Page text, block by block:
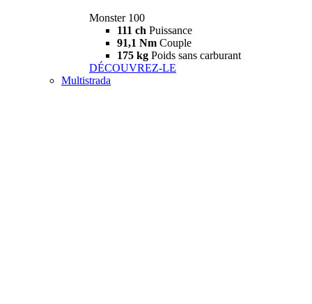
Monster 100
111 ch Puissance
91,1 Nm Couple
175 kg Poids sans carburant
DÉCOUVREZ-LE
Multistrada